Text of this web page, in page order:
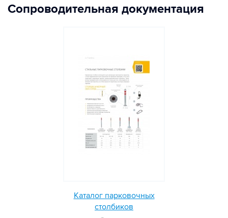
Сопроводительная документация
Каталог парковочных
столбиков